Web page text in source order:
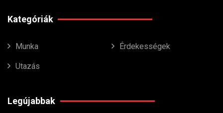
Kategóriák
Munka Érdekességek
Utazás
Legújabbak